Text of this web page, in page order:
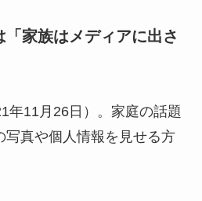
家族はメディアに出さ
年11月26日）。家庭の話題
写真や個人情報を見せる方